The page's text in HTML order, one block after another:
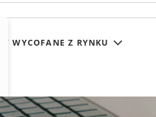
WYCOFANE Z RYNKU